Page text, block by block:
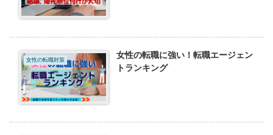
女性の転職対策
女性の転職に強い！転職エージェン
トランキング